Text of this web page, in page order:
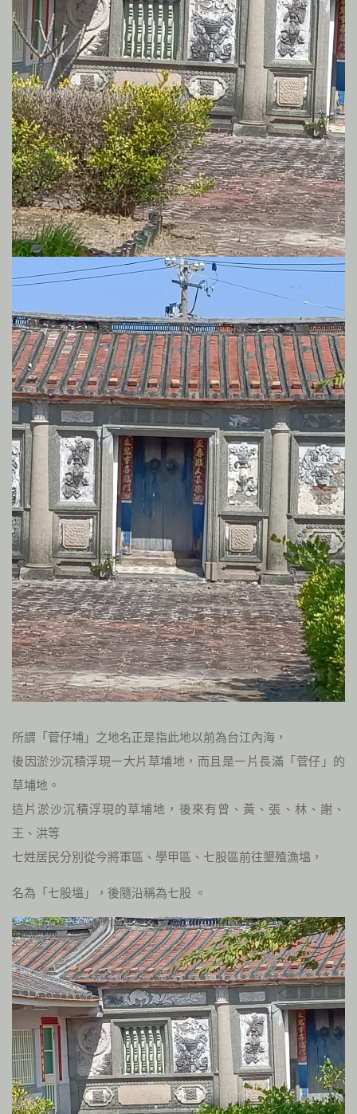
所謂「菅仔埔」之地名正是指此地以前為台江內海，
後因淤沙沉積浮現㇐大片草埔地，而且是㇐片⾧滿「菅仔」的
草埔地。
這片淤沙沉積浮現的草埔地，後來有曾、黃、張、林、謝、
王、洪等
七姓居民分別從今將軍區、學甲區、七股區前往墾殖漁塭，
名為「七股塭」，後隨沿稱為七股 。